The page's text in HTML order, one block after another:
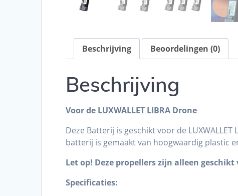
Beschrijving Beoordelingen (0)
Beschrijving
Voor de LUXWALLET LIBRA Drone
Deze Batterij is geschikt voor de
batterij is gemaakt van hoogwaardig plastic
Let op! Deze propellers zijn alleen geschikt
Specificaties: